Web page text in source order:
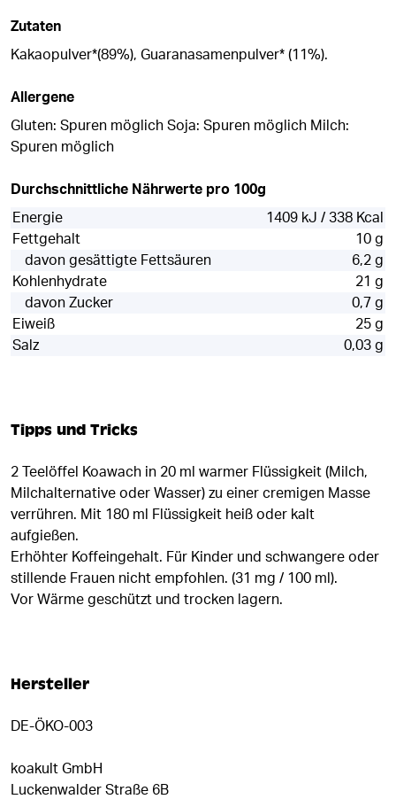
Zutaten
Kakaopulver*(89%), Guaranasamenpulver* (11%).
Allergene
Gluten: Spuren möglich Soja: Spuren möglich Milch:
Spuren möglich
Durchschnittliche Nährwerte pro 100g
Energie
1409 kJ / 338 Kcal
Fettgehalt
10 g
davon gesättigte Fettsäuren
6,2 g
Kohlenhydrate
21 g
davon Zucker
0,7 g
Eiweiß
25 g
Salz
0,03 g
Tipps und Tricks
2 Teelöffel Koawach in 20 ml warmer Flüssigkeit (Milch,
Milchalternative oder Wasser) zu einer cremigen Masse
verrühren. Mit 180 ml Flüssigkeit heiß oder kalt
aufgießen.
Erhöhter Koffeingehalt. Für Kinder und schwangere oder
stillende Frauen nicht empfohlen. (31 mg / 100 ml).
Vor Wärme geschützt und trocken lagern.
Hersteller
DE-ÖKO-003
koakult GmbH
Luckenwalder Straße 6B